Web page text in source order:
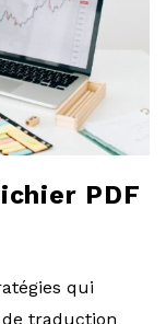
PDF
qui
traduction